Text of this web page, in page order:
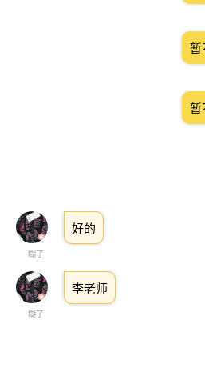
暂
暂
糊了
好的
糊了
李老师